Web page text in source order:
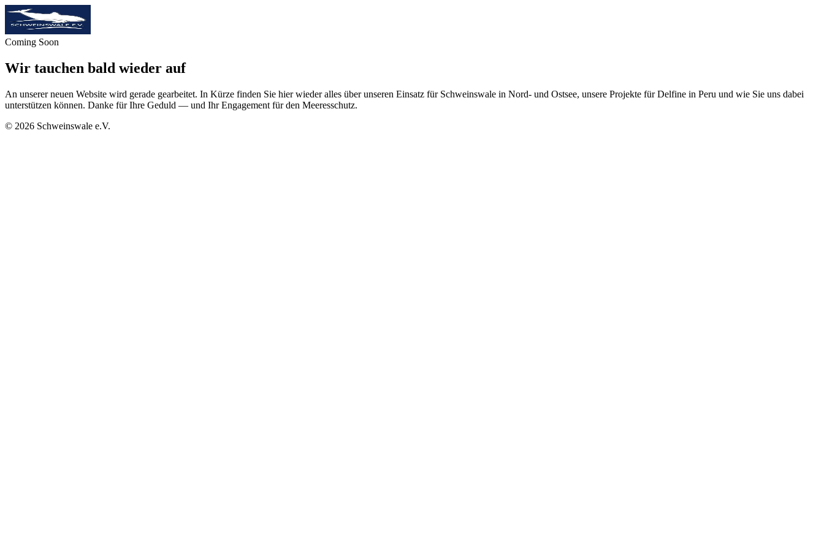
Coming Soon
Wir tauchen bald wieder auf
An unserer neuen Website wird gerade gearbeitet. In Kürze finden Sie hier wieder alles über unseren Einsatz für Schweinswale in Nord- und Ostsee, unsere Projekte für Delfine in Peru und wie Sie uns dabei
unterstützen können. Danke für Ihre Geduld — und Ihr Engagement für den Meeresschutz.
© 2026 Schweinswale e.V.